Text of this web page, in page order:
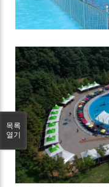
목록
열기